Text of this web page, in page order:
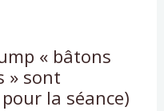
« bâtons
» sont
la séance)